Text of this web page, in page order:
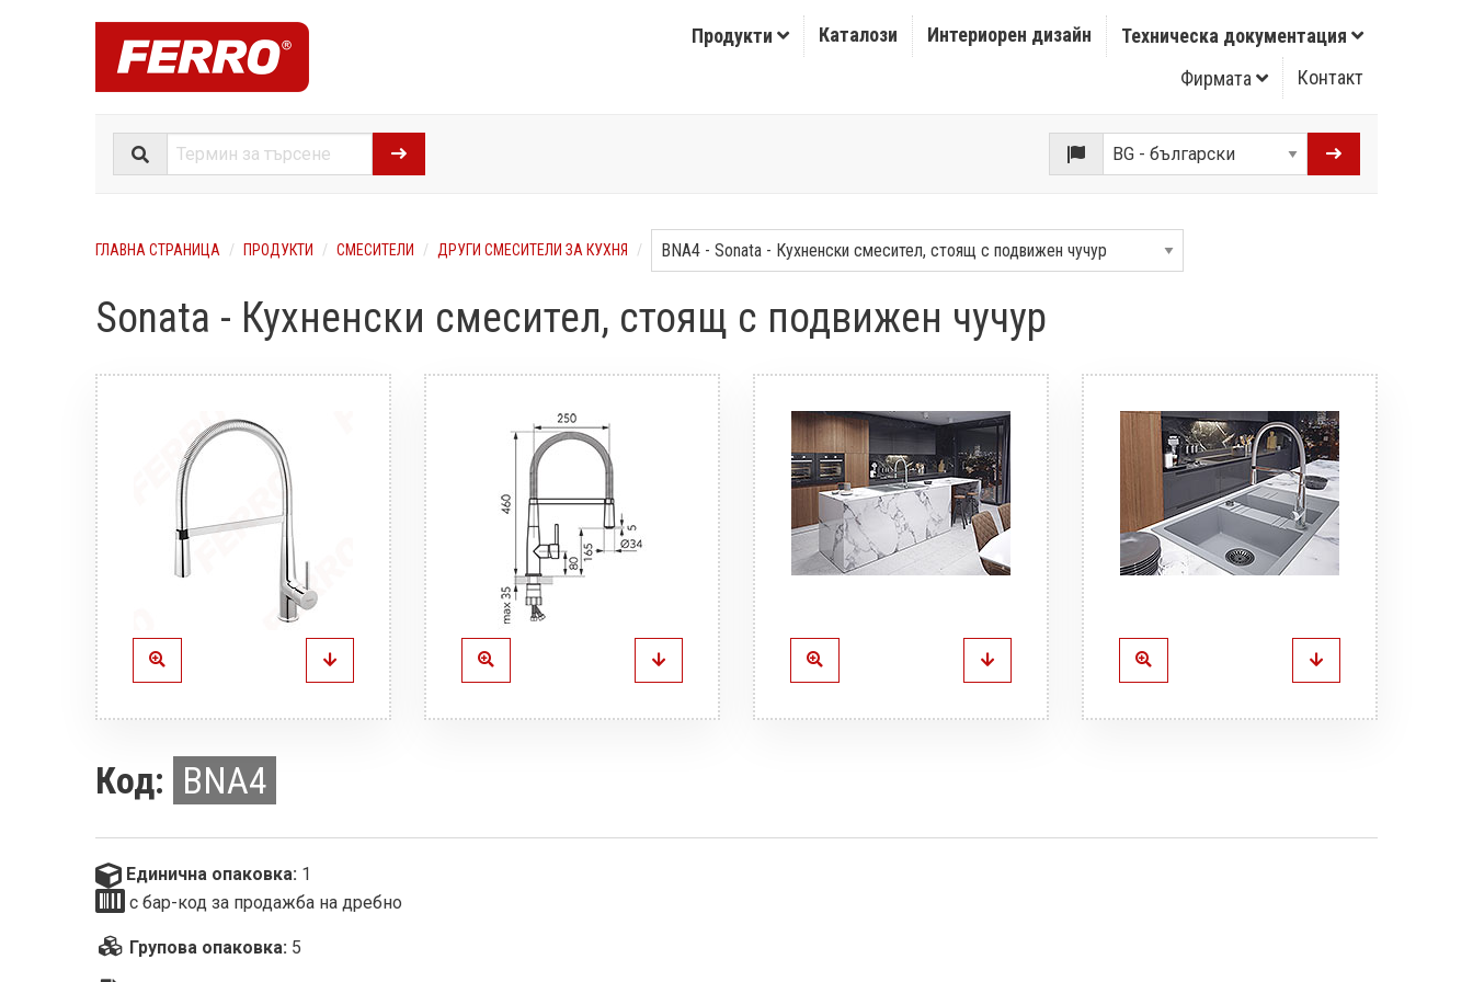
Продукти Каталози Интериорен дизайн
Техническа документация
Фирмата
Контакт
ГЛАВНА СТРАНИЦА ПРОДУКТИ СМЕСИТЕЛИ ДРУГИ СМЕСИТЕЛИ ЗА КУХНЯ
Sonata - Кухненски смесител, стоящ с подвижен чучур
Код: BNA4
Единична опаковка: 1
с бар-код за продажба на дребно
Групова опаковка: 5